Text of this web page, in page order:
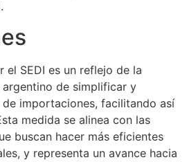
el SEDI es un reflejo de la
de simplificar y
importaciones, facilitando así
medida se alinea con las
buscan hacer más eficientes
y representa un avance hacia